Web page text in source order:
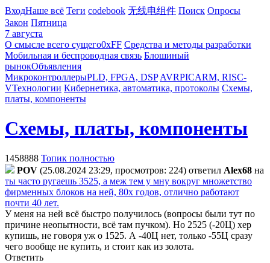
ВходНаше всё Теги codebook 无线电组件 Поиск Опросы
Закон Пятница
7 августа
О смысле всего сущего0xFF Средства и методы разработки
Мобильная и беспроводная связь Блошиный
рынокОбъявления
МикроконтроллерыPLD, FPGA, DSP AVRPICARM, RISC-
VТехнологии Кибернетика, автоматика, протоколы Схемы,
платы, компоненты
Схемы, платы, компоненты
1458888 Топик полностью
POV (25.08.2024 23:29, просмотров: 224) ответил Alex68 на
ты часто ругаешь 3525, а меж тем у мну вокруг множетство
фирменных блоков на ней, 80х годов, отлично работают
почти 40 лет.
У меня на ней всё быстро получилось (вопросы были тут по
причине неопытности, всё там пучком). Но 2525 (-20Ц) хер
купишь, не говоря уж о 1525. А -40Ц нет, только -55Ц сразу
чего вообще не купить, и стоит как из золота.
Ответить